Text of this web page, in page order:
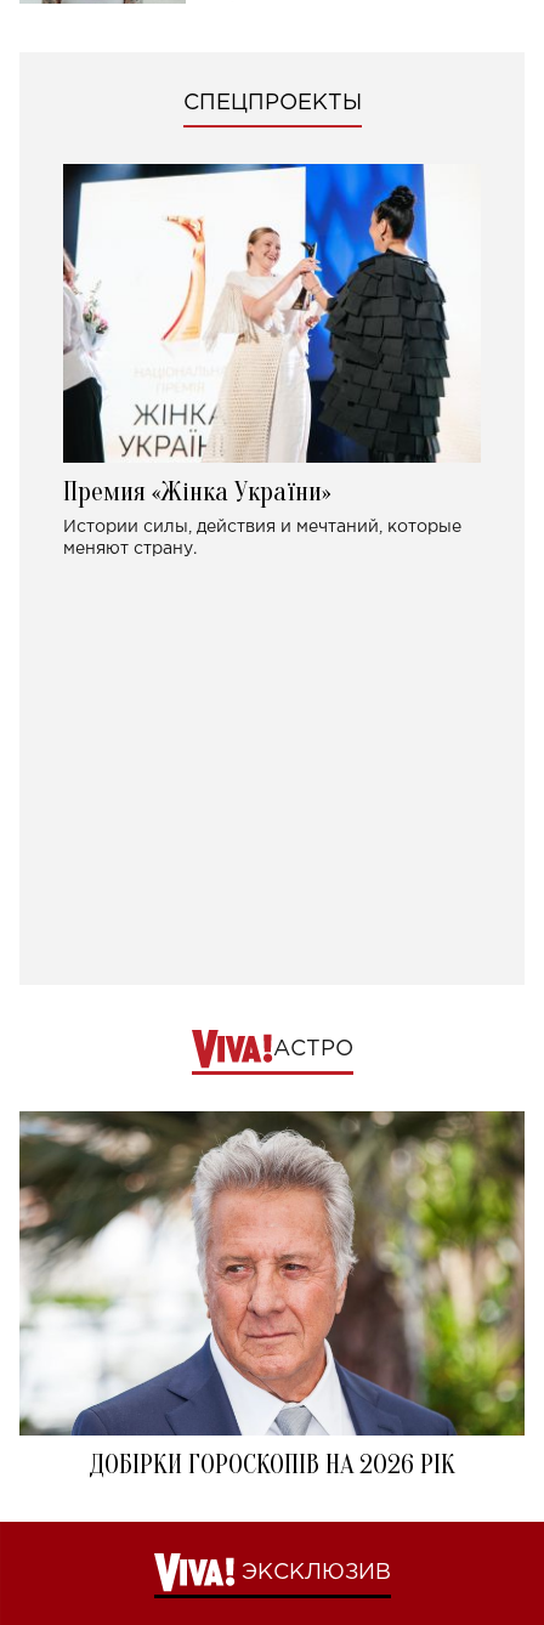
СПЕЦПРОЕКТЫ
Премия «Жінка України»
Истории силы, действия и мечтаний, которые
меняют страну.
АСТРО
ДОБІРКИ ГОРОСКОПІВ НА 2026 РІК
ЭКСКЛЮЗИВ